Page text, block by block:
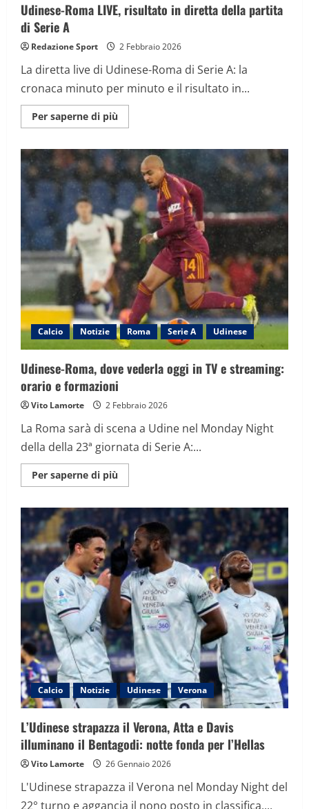
Udinese-Roma LIVE, risultato in diretta della partita
di Serie A
Redazione Sport 2 Febbraio 2026
La diretta live di Udinese-Roma di Serie A: la
cronaca minuto per minuto e il risultato in...
Per saperne di più
informazioni
Roma
LIVE,
risultato
in
diretta
della
partita
di
Serie
A
Calcio Notizie Roma Serie A Udinese
Udinese-Roma, dove vederla oggi in TV e streaming:
orario e formazioni
Vito Lamorte 2 Febbraio 2026
La Roma sarà di scena a Udine nel Monday Night
della della 23ª giornata di Serie A:...
Per saperne di più
informazioni
Roma,
dove
vederla
oggi
in
TV
e
streaming:
orario
e
formazioni
Calcio Notizie Udinese Verona
L’Udinese strapazza il Verona, Atta e Davis
illuminano il Bentagodi: notte fonda per l’Hellas
Vito Lamorte 26 Gennaio 2026
L'Udinese strapazza il Verona nel Monday Night del
22° turno e aggancia il nono posto in classifica,...